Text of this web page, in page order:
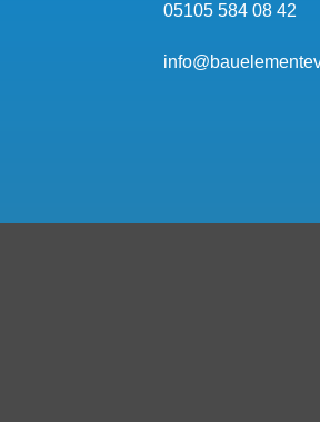
05105 584 08 42